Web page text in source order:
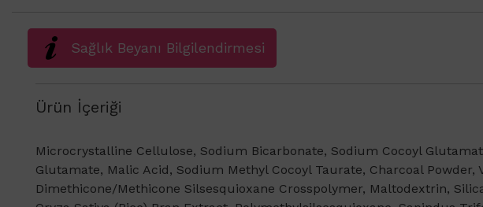
Sağlık Beyanı Bilgilendirmesi
Ürün İçeriği
Microcrystalline Cellulose, Sodium Bicarbonate, Sodium Cocoyl
Glutamate, Malic Acid, Sodium Methyl Cocoyl Taurate, Charcoal Powder,
Dimethicone/Methicone Silsesquioxane Crosspolymer, Maltodextrin,